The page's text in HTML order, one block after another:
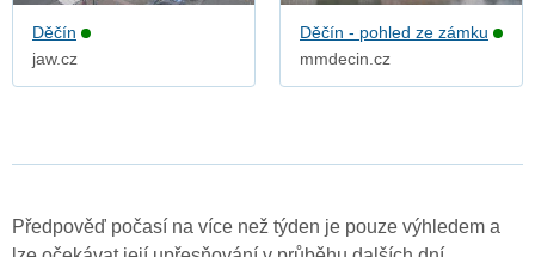
Děčín
jaw.cz
Děčín - pohled ze zámku
mmdecin.cz
Předpověď počasí na více než týden je pouze výhledem a